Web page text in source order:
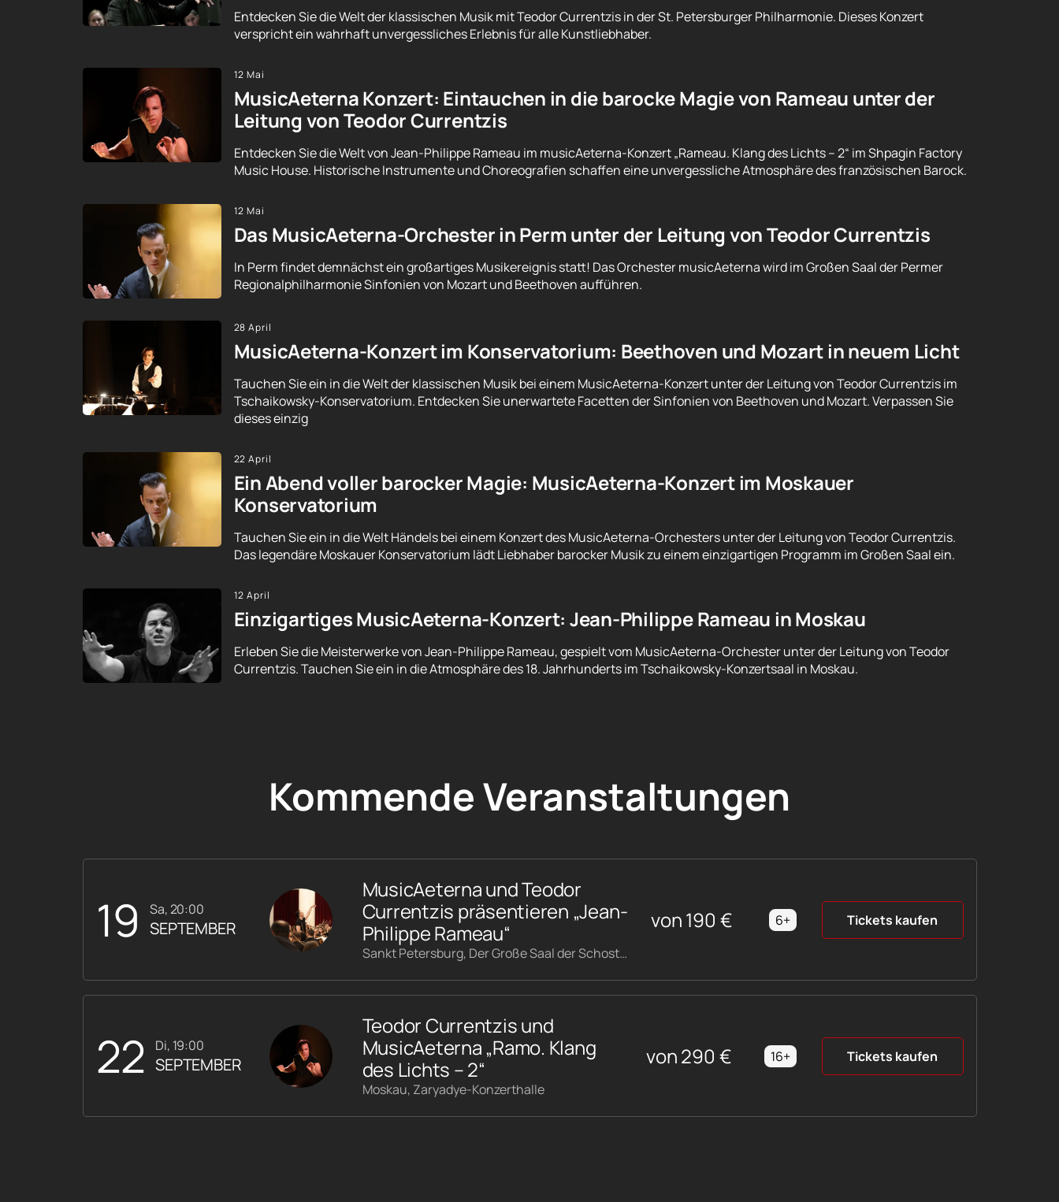
Entdecken Sie die Welt der klassischen Musik mit Teodor Currentzis in der St. Petersburger Philharmonie. Dieses Konzert
verspricht ein wahrhaft unvergessliches Erlebnis für alle Kunstliebhaber.
12 Mai
MusicAeterna Konzert: Eintauchen in die barocke Magie von Rameau unter der
Leitung von Teodor Currentzis
Entdecken Sie die Welt von Jean-Philippe Rameau im musicAeterna-Konzert „Rameau. Klang des Lichts – 2“ im Shpagin Factory
Music House. Historische Instrumente und Choreografien schaffen eine unvergessliche Atmosphäre des französischen Barock.
12 Mai
Das MusicAeterna-Orchester in Perm unter der Leitung von Teodor Currentzis
In Perm findet demnächst ein großartiges Musikereignis statt! Das Orchester musicAeterna wird im Großen Saal der Permer
Regionalphilharmonie Sinfonien von Mozart und Beethoven aufführen.
28 April
MusicAeterna-Konzert im Konservatorium: Beethoven und Mozart in neuem Licht
Tauchen Sie ein in die Welt der klassischen Musik bei einem MusicAeterna-Konzert unter der Leitung von Teodor Currentzis im
Tschaikowsky-Konservatorium. Entdecken Sie unerwartete Facetten der Sinfonien von Beethoven und Mozart. Verpassen Sie
dieses einzig
22 April
Ein Abend voller barocker Magie: MusicAeterna-Konzert im Moskauer
Konservatorium
Tauchen Sie ein in die Welt Händels bei einem Konzert des MusicAeterna-Orchesters unter der Leitung von Teodor Currentzis.
Das legendäre Moskauer Konservatorium lädt Liebhaber barocker Musik zu einem einzigartigen Programm im Großen Saal ein.
12 April
Einzigartiges MusicAeterna-Konzert: Jean-Philippe Rameau in Moskau
Erleben Sie die Meisterwerke von Jean-Philippe Rameau, gespielt vom MusicAeterna-Orchester unter der Leitung von Teodor
Currentzis. Tauchen Sie ein in die Atmosphäre des 18. Jahrhunderts im Tschaikowsky-Konzertsaal in Moskau.
Kommende Veranstaltungen
19 Sa, 20:00
SEPTEMBER
MusicAeterna und Teodor
Currentzis präsentieren „Jean-
Philippe Rameau“
Sankt Petersburg, Der Große Saal der Schostakowitsch-Philharmonie
von190 € 6+ Tickets kaufen
22 Di, 19:00
SEPTEMBER
Teodor Currentzis und
MusicAeterna „Ramo. Klang
des Lichts – 2“
Moskau, Zaryadye-Konzerthalle
von290 € 16+ Tickets kaufen